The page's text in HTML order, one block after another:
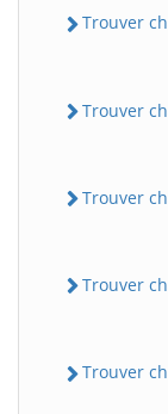
Trouver
Trouver
Trouver
Trouver
Trouver